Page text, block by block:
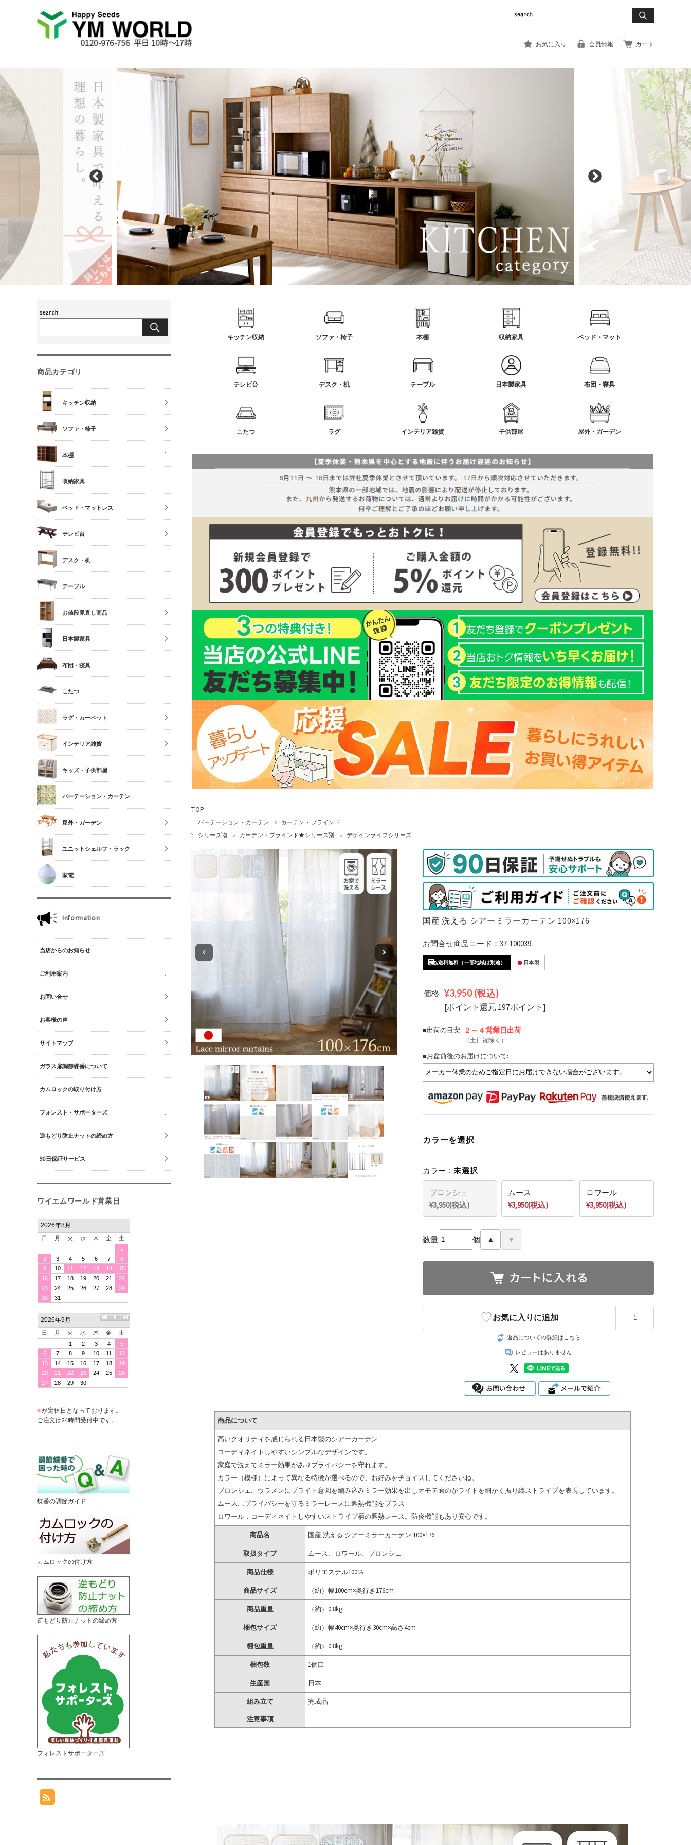
お気に入り 会員情報 カート
キッチン収納 ソファ・椅子 本棚 収納家具 ベッド・マット
テレビ台 デスク・机 テーブル 日本製家具 布団・寝具
こたつ ラグ インテリア雑貨 子供部屋 屋外・ガーデン
TOP
パーテーション・カーテン
カーテン・ブラインド
シリーズ物
カーテン・ブラインド★シリーズ別 デザインライフシリーズ
国産 洗える シアーミラーカーテン 100×176
お問合せ商品コード：37-100039
送料無料（一部地域は別途） 日本製
価格: ¥3,950 (税込)
[ポイント還元 197ポイント]
■出荷の目安: ２～４営業日出荷
（土日祝除く）
■お盆前後のお届けについて:
カラーを選択
カラー： 未選択
ブロンシェ
¥3,950(税込)
ムース
¥3,950(税込)
ロワール
¥3,950(税込)
数量: 個 ▲ ▼
♡お気に入りに追加 1
返品についての詳細はこちら
レビューはありません
商品について
高いクオリティを感じられる日本製のシアーカーテン
コーディネイトしやすいシンプルなデザインです。
家庭で洗えてミラー効果がありプライバシーを守れます。
カラー（模様）によって異なる特徴が選べるので、お好みをチョイスしてくださいね。
ブロンシェ…ウラメンにブライト意図を編み込みミラー効果を出しオモテ面のがライトを細かく振り縦ストライプを表現しています。
ムース…プライバシーを守るミラーレースに遮熱機能をプラス
ロワール…コーディネイトしやすいストライプ柄の遮熱レース。防炎機能もあり安心です。
商品名 国産 洗える シアーミラーカーテン 100×176
取扱タイプ ムース、ロワール、ブロンシェ
商品仕様 ポリエステル100％
商品サイズ （約）幅100cm×奥行き176cm
商品重量 （約）0.8kg
梱包サイズ （約）幅40cm×奥行き30cm×高さ4cm
梱包重量 （約）0.8kg
梱包数 1個口
生産国 日本
組み立て
完成品
注意事項
商品カテゴリ
キッチン収納
食器棚
レンジ台
キッチンカウンター
ストッカー
ソファ・椅子
チェア
ソファ
座椅子
本棚
ミドルタイプ
ディスプレイラック
収納家具
タンス・チェスト
サニタリー
多目的収納
ベッド・マットレス
マットレス単品
シングル
セミダブル
テレビ台
ロータイプ
伸縮・変形・コーナー
デスク・机
デスク
サイドチェスト
テーブル
センターテーブル
サイドテーブル
お値段見直し商品
日本製家具
布団・寝具
シングル
セミダブル
ダブル以上
夏物布団
冬物布団
枕・抱き枕
マットレス単品
こたつ
こたつ
こたつ布団
ラグ・カーペット
正方形
長方形
円形
キッチンマット
玄関マット
インテリア雑貨
アクセサリーケース
照明・ライト
コスメボックス
収納雑貨
玄関雑貨
キッチン雑貨
ミラー・ドレッサー
本立て・マガジンラック
時計
バッグ
財布
キッズ・子供部屋
パーテーション・カーテン
カーテン・ブラインド
屋外・ガーデン
ユニットシェルフ・ラック
ユニットシェルフWiLLシリーズ
ジュリオシリーズ
家電
Information
当店からのお知らせ
ご利用案内
お問い合せ
お客様の声
サイトマップ
ガラス扉調節蝶番について
カムロックの取り付け方
フォレスト・サポーターズ
逆もどり防止ナットの締め方
90日保証サービス
ワイエムワールド営業日
■が定休日となっております。
ご注文は24時間受付中です。
蝶番の調節ガイド
カムロックの付け方
逆もどり防止ナットの締め方
フォレストサポーターズ